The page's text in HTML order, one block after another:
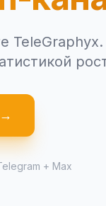
+ Max